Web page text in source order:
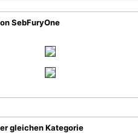
SebFuryOne
gleichen Kategorie